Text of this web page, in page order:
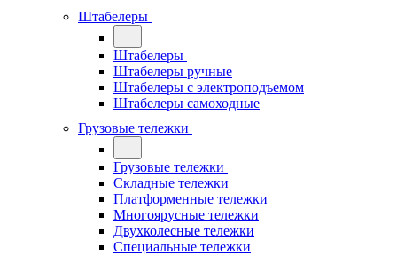
Штабелеры
Штабелеры
Штабелеры ручные
Штабелеры с электроподъемом
Штабелеры самоходные
Грузовые тележки
Грузовые тележки
Складные тележки
Платформенные тележки
Многоярусные тележки
Двухколесные тележки
Специальные тележки